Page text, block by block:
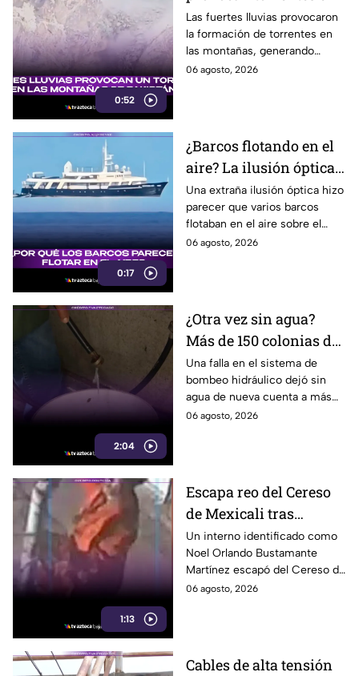
0:52
inundaciones en una
región montañosa
Las fuertes lluvias provocaron
la formación de torrentes en
las montañas, generando
inundaciones y afectaciones
06 agosto, 2026
0:17
¿Barcos flotando en el
aire? La ilusión óptica
que sorprendió a
usuarios en redes
sociales
Una extraña ilusión óptica hizo
parecer que varios barcos
flotaban en el aire sobre el
mar, pero el fenómeno fue
06 agosto, 2026
2:04
¿Otra vez sin agua?
Más de 150 colonias de
Tijuana enfrentan
cortes por falla de
CESPT
Una falla en el sistema de
bombeo hidráulico dejó sin
agua de nueva cuenta a más
de 150 colonias de Tijuana,
06 agosto, 2026
1:13
Escapa reo del Cereso
de Mexicali tras
audiencia inicial; fue
localizado horas
después
Un interno identificado como
Noel Orlando Bustamante
Martínez escapó del Cereso de
Mexicali tras una audiencia
06 agosto, 2026
Cables de alta tensión